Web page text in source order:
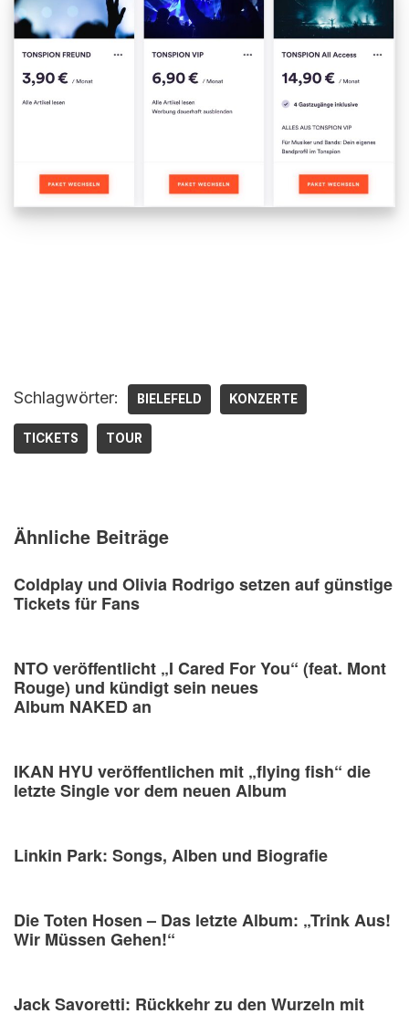
Schlagwörter: BIELEFELD KONZERTE
TICKETS TOUR
Ähnliche Beiträge
Coldplay und Olivia Rodrigo setzen auf günstige
Tickets für Fans
NTO veröffentlicht „I Cared For You“ (feat. Mont
Rouge) und kündigt sein neues
Album NAKED an
IKAN HYU veröffentlichen mit „flying fish“ die
letzte Single vor dem neuen Album
Linkin Park: Songs, Alben und Biografie
Die Toten Hosen – Das letzte Album: „Trink Aus!
Wir Müssen Gehen!“
Jack Savoretti: Rückkehr zu den Wurzeln mit